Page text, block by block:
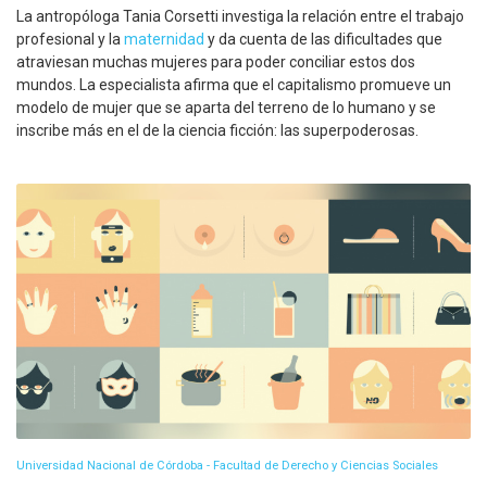
La antropóloga Tania Corsetti investiga la relación entre el trabajo
profesional y la maternidad y da cuenta de las dificultades que
atraviesan muchas mujeres para poder conciliar estos dos
mundos. La especialista afirma que el capitalismo promueve un
modelo de mujer que se aparta del terreno de lo humano y se
inscribe más en el de la ciencia ficción: las superpoderosas.
Universidad Nacional de Córdoba - Facultad de Derecho y Ciencias Sociales